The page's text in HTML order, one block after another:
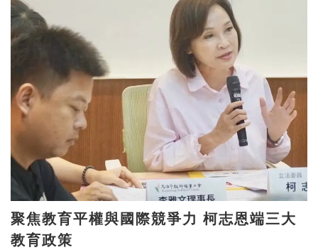
聚焦教育平權與國際競爭力 柯志恩端三大
教育政策